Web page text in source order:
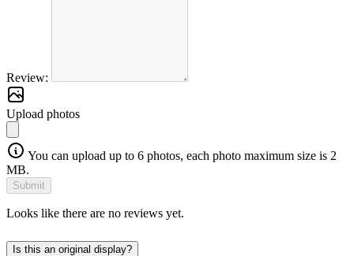
Review:
Upload photos
You can upload up to 6 photos, each photo maximum size is 2
MB.
Submit
Looks like there are no reviews yet.
Is this an original display?